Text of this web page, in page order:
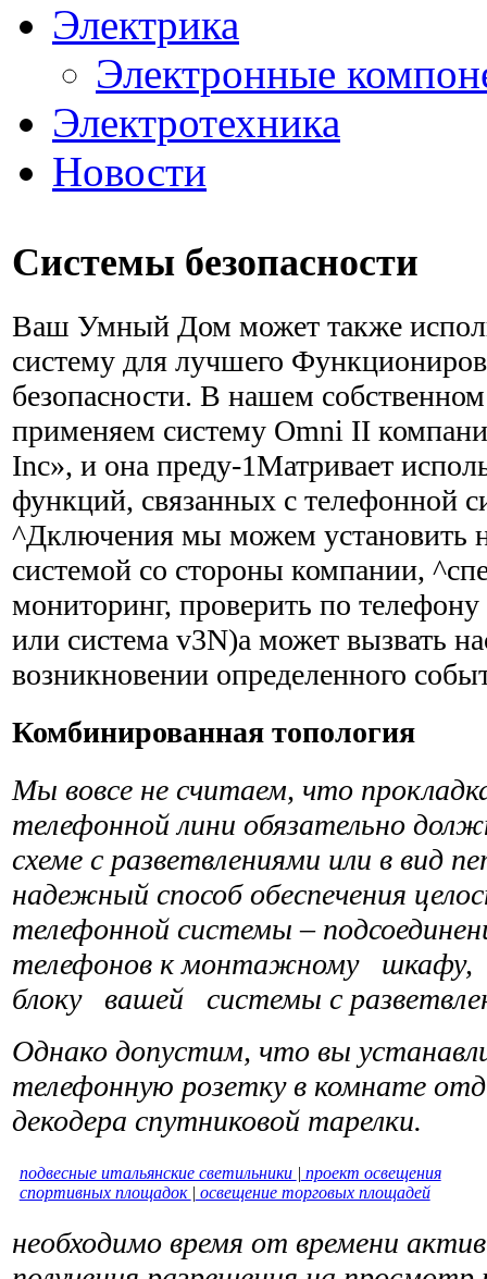
Электрика
Электронные
Электротехника
Новости
Системы безопасности
Ваш Умный Дом может также
систему для лучшего
безопасности. В нашем
применяем систему Omni II
Inc», и она преду-1Матривает
функций, связанных с телефонной
^Дключения мы можем установить
системой со стороны компании,
мониторинг, проверить по
или система v3N)a может вызвать
возникновении определенного
Комбинированная топология
Мы вовсе не считаем, что
телефонной лини обязательно
схеме с разветвлениями или в вид
надежный способ обеспечения
телефонной системы –
телефонов к монтажному
блоку вашей системы с
Однако допустим, что вы
телефонную розетку в комнате
декодера спутниковой тарелки.
подвесные итальянские светильники | проект освещения
спортивных площадок | освещение торговых площадей
необходимо время от времени